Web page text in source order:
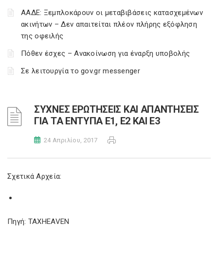
ΑΑΔΕ: Ξεμπλοκάρουν οι μεταβιβάσεις κατασχεμένων
ακινήτων – Δεν απαιτείται πλέον πλήρης εξόφληση
της οφειλής
Πόθεν έσχες – Ανακοίνωση για έναρξη υποβολής
Σε λειτουργία το gov.gr messenger
ΣΥΧΝΕΣ ΕΡΩΤΗΣΕΙΣ ΚΑΙ ΑΠΑΝΤΗΣΕΙΣ
ΓΙΑ ΤΑ ΕΝΤΥΠΑ Ε1, Ε2 ΚΑΙ Ε3
24 Απριλίου, 2017
Σχετικά Αρχεία:
Πηγή: TAXHEAVEN